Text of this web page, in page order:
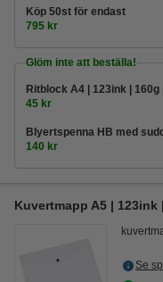
Köp 50st för endast
795 kr
Glöm inte att beställa!
Ritblock A4 | 123ink | 160g
45 kr
Blyertspenna HB med
140 kr
Kuvertmapp A5 |
Se